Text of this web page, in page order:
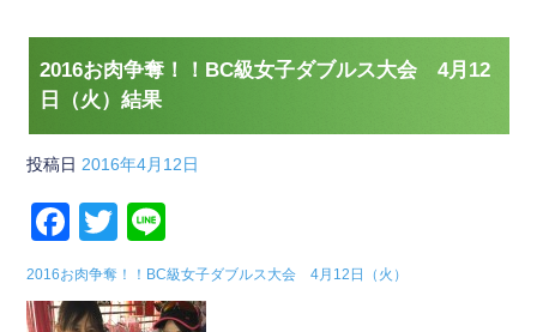
e
b
o
o
k
er
2016お肉争奪！！BC級女子ダブルス大会 4月12
日（火）結果
投稿日 2016年4月12日
F
a
c
T
wi
tt
n
e
2016お肉争奪！！BC級女子ダブルス大会 4月12日（火）